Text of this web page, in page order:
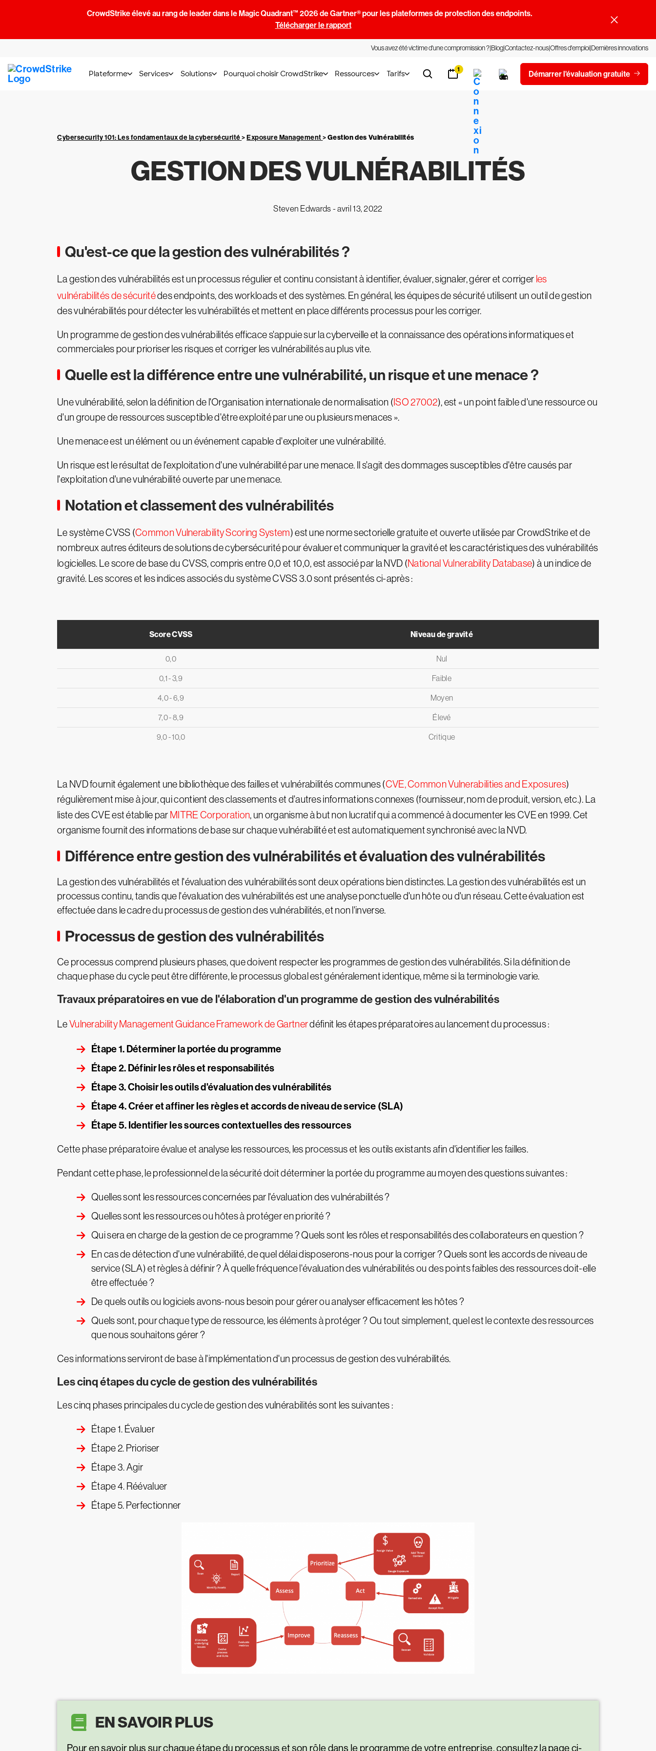
CrowdStrike élevé au rang de leader dans le Magic Quadrant™ 2026 de Gartner® pour les plateformes de protection des endpoints.
Télécharger le rapport
Vous avez été victime d'une compromission ?BlogContactez-nousOffres d'emploiDernières innovations
Plateforme Services Solutions Pourquoi choisir CrowdStrike Ressources Tarifs 1 Démarrer l'évaluation gratuite
Cybersecurity 101: Les fondamentaux de la cybersécurité>Exposure Management>Gestion des Vulnérabilités
GESTION DES VULNÉRABILITÉS
Steven Edwards -avril 13, 2022
Qu'est-ce que la gestion des vulnérabilités ?
La gestion des vulnérabilités est un processus régulier et continu consistant à identifier, évaluer, signaler, gérer et corriger les
vulnérabilités de sécuritédes endpoints, des workloads et des systèmes. En général, les équipes de sécurité utilisent un outil de gestion
des vulnérabilités pour détecter les vulnérabilités et mettent en place différents processus pour les corriger.
Un programme de gestion des vulnérabilités efficace s'appuie sur la cyberveille et la connaissance des opérations informatiques et
commerciales pour prioriser les risques et corriger les vulnérabilités au plus vite.
Quelle est la différence entre une vulnérabilité, un risque et une menace ?
Une vulnérabilité, selon la définition de l'Organisation internationale de normalisation ( ISO 27002), est « un point faible d'une ressource ou
d'un groupe de ressources susceptible d'être exploité par une ou plusieurs menaces ».
Une menace est un élément ou un événement capable d'exploiter une vulnérabilité.
Un risque est le résultat de l'exploitation d'une vulnérabilité par une menace. Il s'agit des dommages susceptibles d'être causés par
l'exploitation d'une vulnérabilité ouverte par une menace.
Notation et classement des vulnérabilités
Le système CVSS (Common Vulnerability Scoring System) est une norme sectorielle gratuite et ouverte utilisée par CrowdStrike et de
nombreux autres éditeurs de solutions de cybersécurité pour évaluer et communiquer la gravité et les caractéristiques des vulnérabilités
logicielles. Le score de base du CVSS, compris entre 0,0 et 10,0, est associé par la NVD (National Vulnerability Database) à un indice de
gravité. Les scores et les indices associés du système CVSS 3.0 sont présentés ci-après :
Score CVSS Niveau de gravité
0,0 Nul
0,1 - 3,9 Faible
4,0 - 6,9 Moyen
7,0 - 8,9 Élevé
9,0 - 10,0 Critique
La NVD fournit également une bibliothèque des failles et vulnérabilités communes (CVE, Common Vulnerabilities and Exposures)
régulièrement mise à jour, qui contient des classements et d'autres informations connexes (fournisseur, nom de produit, version, etc.). La
liste des CVE est établie par MITRE Corporation, un organisme à but non lucratif qui a commencé à documenter les CVE en 1999. Cet
organisme fournit des informations de base sur chaque vulnérabilité et est automatiquement synchronisé avec la NVD.
Différence entre gestion des vulnérabilités et évaluation des vulnérabilités
La gestion des vulnérabilités et l'évaluation des vulnérabilités sont deux opérations bien distinctes. La gestion des vulnérabilités est un
processus continu, tandis que l'évaluation des vulnérabilités est une analyse ponctuelle d'un hôte ou d'un réseau. Cette évaluation est
effectuée dans le cadre du processus de gestion des vulnérabilités, et non l'inverse.
Processus de gestion des vulnérabilités
Ce processus comprend plusieurs phases, que doivent respecter les programmes de gestion des vulnérabilités. Si la définition de
chaque phase du cycle peut être différente, le processus global est généralement identique, même si la terminologie varie.
Travaux préparatoires en vue de l'élaboration d'un programme de gestion des vulnérabilités
LeVulnerability Management Guidance Framework de Gartnerdéfinit les étapes préparatoires au lancement du processus :
Étape 1. Déterminer la portée du programme
Étape 2. Définir les rôles et responsabilités
Étape 3. Choisir les outils d'évaluation des vulnérabilités
Étape 4. Créer et affiner les règles et accords de niveau de service (SLA)
Étape 5. Identifier les sources contextuelles des ressources
Cette phase préparatoire évalue et analyse les ressources, les processus et les outils existants afin d'identifier les failles.
Pendant cette phase, le professionnel de la sécurité doit déterminer la portée du programme au moyen des questions suivantes :
Quelles sont les ressources concernées par l'évaluation des vulnérabilités ?
Quelles sont les ressources ou hôtes à protéger en priorité ?
Qui sera en charge de la gestion de ce programme ? Quels sont les rôles et responsabilités des collaborateurs en question ?
En cas de détection d'une vulnérabilité, de quel délai disposerons-nous pour la corriger ? Quels sont les accords de niveau de
service (SLA) et règles à définir ? À quelle fréquence l'évaluation des vulnérabilités ou des points faibles des ressources doit-elle
être effectuée ?
De quels outils ou logiciels avons-nous besoin pour gérer ou analyser efficacement les hôtes ?
Quels sont, pour chaque type de ressource, les éléments à protéger ? Ou tout simplement, quel est le contexte des ressources
que nous souhaitons gérer ?
Ces informations serviront de base à l'implémentation d'un processus de gestion des vulnérabilités.
Les cinq étapes du cycle de gestion des vulnérabilités
Les cinq phases principales du cycle de gestion des vulnérabilités sont les suivantes :
Étape 1. Évaluer
Étape 2. Prioriser
Étape 3. Agir
Étape 4. Réévaluer
Étape 5. Perfectionner
EN SAVOIR PLUS
Pour en savoir plus sur chaque étape du processus et son rôle dans le programme de votre entreprise, consultez la page ci-